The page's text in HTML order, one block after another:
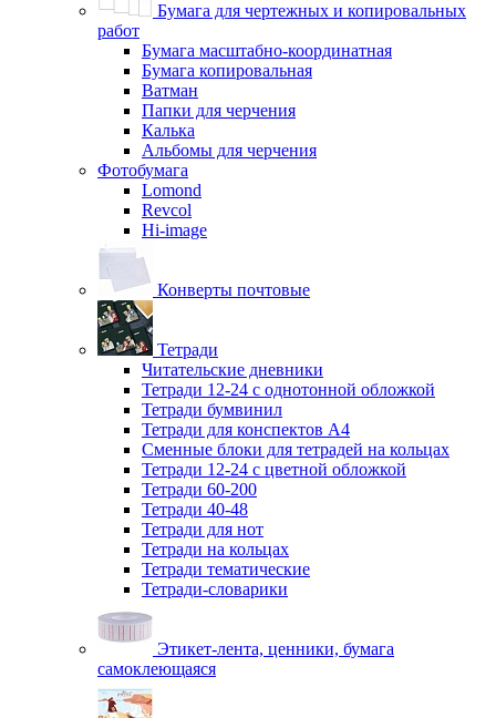
Бумага для чертежных и копировальных
работ
Бумага масштабно-координатная
Бумага копировальная
Ватман
Папки для черчения
Калька
Альбомы для черчения
Фотобумага
Lomond
Revcol
Hi-image
Конверты почтовые
Тетради
Читательские дневники
Тетради 12-24 с однотонной обложкой
Тетради бумвинил
Тетради для конспектов А4
Сменные блоки для тетрадей на кольцах
Тетради 12-24 с цветной обложкой
Тетради 60-200
Тетради 40-48
Тетради для нот
Тетради на кольцах
Тетради тематические
Тетради-словарики
Этикет-лента, ценники, бумага
самоклеющаяся